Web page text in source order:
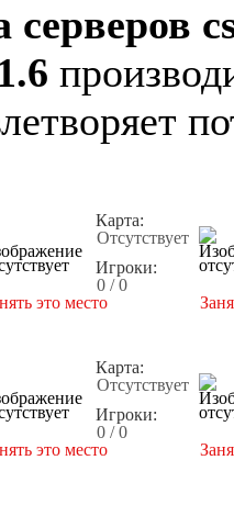
Карта:
Отсутствует
Игроки:
0 / 0
это место
Карта:
Отсутствует
Игроки:
0 / 0
это место